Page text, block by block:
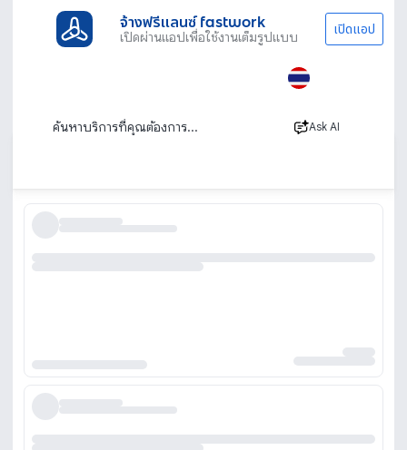
จ้างฟรีแลนซ์ fastwork
เปิดผ่านแอปเพื่อใช้งานเต็มรูปแบบ เปิดแอป
Ask AI
นครราชสีมา
ร้านคอมนครราชสีมา รับซ่อมคอม โน๊ตบุ๊ค อุปกรณ์
ไอที นอกสถานที่